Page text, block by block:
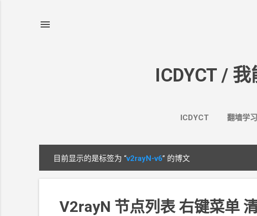
ICDYCT /
ICDYCT 翻墙学
文
目前显示的是标签为 “v2rayN-v6” 的博文
V2rayN 节点列表 右键菜单